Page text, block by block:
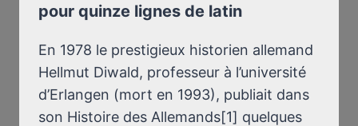
pour quinze lignes de latin
En 1978 le prestigieux historien allemand
Hellmut Diwald, pro­fesseur à l’université
d’Erlangen (mort en 1993), publiait dans
son Histoire des Allemands[1] quelques